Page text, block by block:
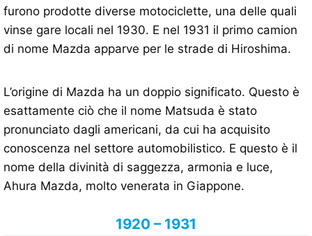
furono prodotte diverse motociclette, una delle quali
vinse gare locali nel 1930. E nel 1931 il primo camion
di nome Mazda apparve per le strade di Hiroshima.
L’origine di Mazda ha un doppio significato. Questo è
esattamente ciò che il nome Matsuda è stato
pronunciato dagli americani, da cui ha acquisito
conoscenza nel settore automobilistico. E questo è il
nome della divinità di saggezza, armonia e luce,
Ahura Mazda, molto venerata in Giappone.
1920 – 1931